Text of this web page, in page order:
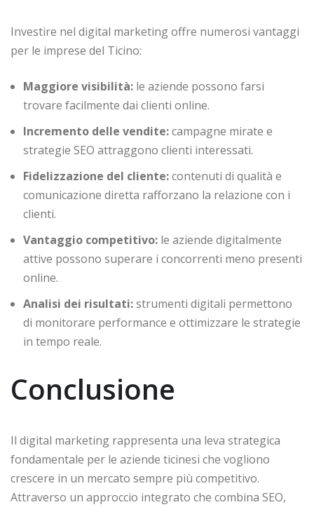
Investire nel digital marketing offre numerosi vantaggi
per le imprese del Ticino:
Maggiore visibilità: le aziende possono farsi
trovare facilmente dai clienti online.
Incremento delle vendite:campagne mirate e
strategie SEO attraggono clienti interessati.
Fidelizzazione del cliente:contenuti di qualità e
comunicazione diretta rafforzano la relazione con i
clienti.
Vantaggio competitivo: le aziende digitalmente
attive possono superare i concorrenti meno presenti
online.
Analisi dei risultati:strumenti digitali permettono
di monitorare performance e ottimizzare le strategie
in tempo reale.
Conclusione
Il digital marketing rappresenta una leva strategica
fondamentale per le aziende ticinesi che vogliono
crescere in un mercato sempre più competitivo.
Attraverso un approccio integrato che combina SEO,